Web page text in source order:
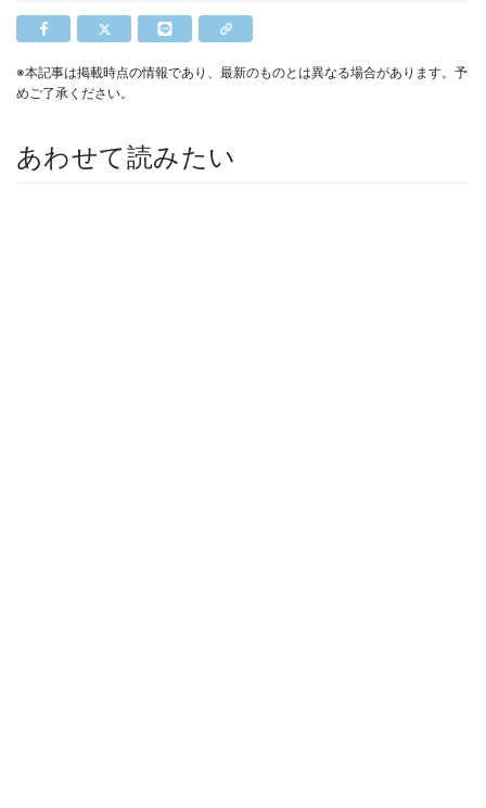
※本記事は掲載時点の情報であり、最新のものとは異なる場合があります。予
めご了承ください。
あわせて読みたい